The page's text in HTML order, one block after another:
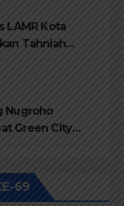
LAMR Kota
Tahniah
Nugroho
Green City
69